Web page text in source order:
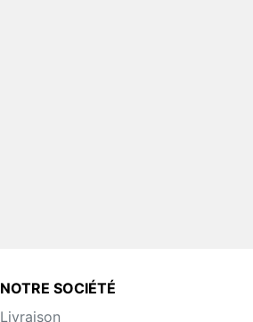
NOTRE SOCIÉTÉ
Livraison